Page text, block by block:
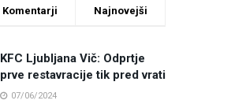
Komentarji Najnovejši
KFC Ljubljana Vič: Odprtje
prve restavracije tik pred vrati
07/06/2024